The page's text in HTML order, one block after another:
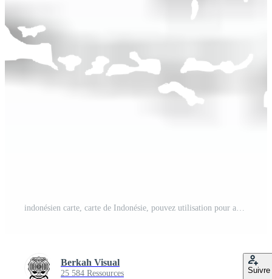
indonésien carte, carte de Indonésie, pouvez utilisation pour application, art illustration, site Internet, pictogramme, infographie ou graphique conception élément PNG Gratuit
Berkah Visual
25 584 Ressources Suivre